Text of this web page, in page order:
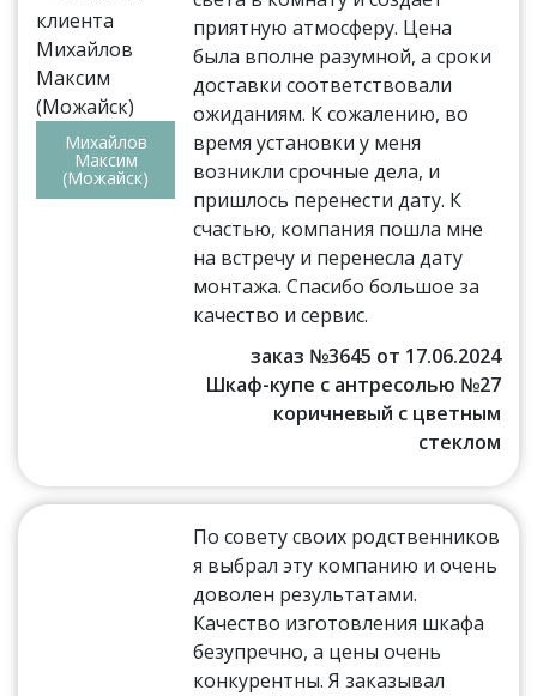
Михайлов
Максим
(Можайск)
приятную атмосферу. Цена
была вполне разумной, а сроки
доставки соответствовали
ожиданиям. К сожалению, во
время установки у меня
возникли срочные дела, и
пришлось перенести дату. К
счастью, компания пошла мне
на встречу и перенесла дату
монтажа. Спасибо большое за
качество и сервис.
заказ №3645 от 17.06.2024
Шкаф-купе с антресолью №27
коричневый с цветным
стеклом
По совету своих родственников
я выбрал эту компанию и очень
доволен результатами.
Качество изготовления шкафа
безупречно, а цены очень
конкурентны. Я заказывал